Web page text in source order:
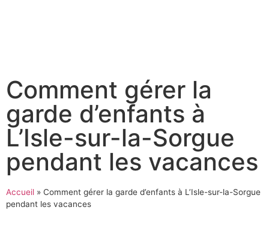
Comment gérer la
garde d’enfants à
L’Isle-sur-la-Sorgue
pendant les vacances
Accueil » Comment gérer la garde d’enfants à L’Isle-sur-la-Sorgue
pendant les vacances